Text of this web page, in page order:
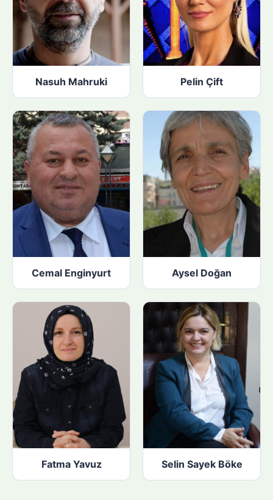
Nasuh Mahruki Pelin Çift
Cemal Enginyurt Aysel Doğan
Fatma Yavuz Selin Sayek Böke